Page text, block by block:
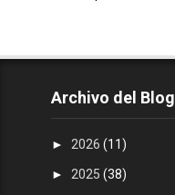
Archivo del Blog
► 2026(11)
► 2025(38)